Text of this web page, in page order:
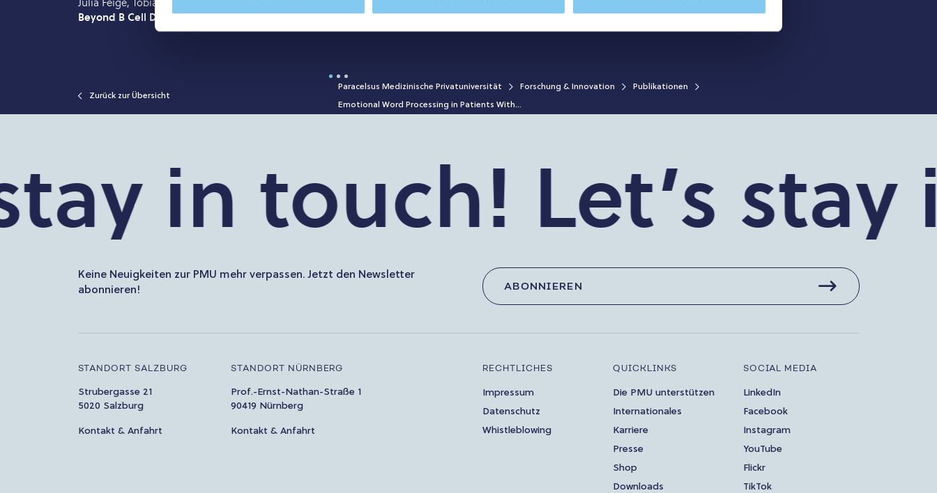
Beyond B Cell Depletion, Multiple Sclerosis; CD20 depletion; Immune cell phenotyping; Ocr; Rtx;
Kirchleitner, Mathias Kunz, Wolfgang Hitzl, Michael Schmutzer-
third ventriculostomy success score for stereotactic
Zurück zur Übersicht
Paracelsus Medizinische Privatuniversität Forschung & Innovation
Publikationen
Emotional Word Processing in Patients With...
in touch!Let’s stay
Keine Neuigkeiten zur PMU mehr verpassen. Jetzt den Newsletter
abonnieren!
ABONNIEREN
STANDORT SALZBURG
Strubergasse 21
5020 Salzburg
Kontakt & Anfahrt
STANDORT NÜRNBERG
Prof.-Ernst-Nathan-Straße 1
90419 Nürnberg
Kontakt & Anfahrt
RECHTLICHES
Impressum
Datenschutz
Whistleblowing
QUICKLINKS
Die PMU unterstützen
Internationales
Karriere
Presse
Shop
Downloads
SOCIAL MEDIA
LinkedIn
Facebook
Instagram
YouTube
Flickr
TikTok